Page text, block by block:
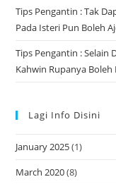
Tips Pengantin : Tak
Pada Isteri Pun Boleh
Tips Pengantin : Selain
Kahwin Rupanya
Lagi Info Disini
January 2025(1)
March 2020(8)